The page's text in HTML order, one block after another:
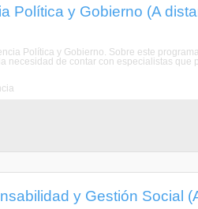
Política y Gobierno (A
Política y Gobierno. Sobre este
necesidad de contar con especialistas
y Gestión Social